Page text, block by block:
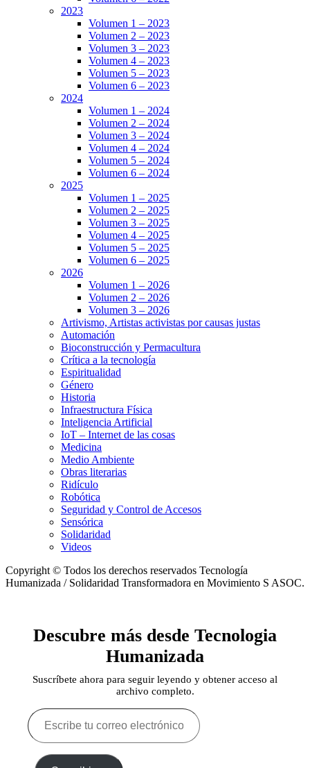
2023
Volumen 1 – 2023
Volumen 2 – 2023
Volumen 3 – 2023
Volumen 4 – 2023
Volumen 5 – 2023
Volumen 6 – 2023
2024
Volumen 1 – 2024
Volumen 2 – 2024
Volumen 3 – 2024
Volumen 4 – 2024
Volumen 5 – 2024
Volumen 6 – 2024
2025
Volumen 1 – 2025
Volumen 2 – 2025
Volumen 3 – 2025
Volumen 4 – 2025
Volumen 5 – 2025
Volumen 6 – 2025
2026
Volumen 1 – 2026
Volumen 2 – 2026
Volumen 3 – 2026
Artivismo, Artistas activistas por causas justas
Automación
Bioconstrucción y Permacultura
Crítica a la tecnología
Espiritualidad
Género
Historia
Infraestructura Física
Inteligencia Artificial
IoT – Internet de las cosas
Medicina
Medio Ambiente
Obras literarias
Ridículo
Robótica
Seguridad y Control de Accesos
Sensórica
Solidaridad
Videos
Copyright © Todos los derechos reservados Tecnología
Humanizada / Solidaridad Transformadora en Movimiento S ASOC.
Descubre más desde Tecnologia
Humanizada
Suscríbete ahora para seguir leyendo y obtener acceso al
archivo completo.
Escribe
tu
correo